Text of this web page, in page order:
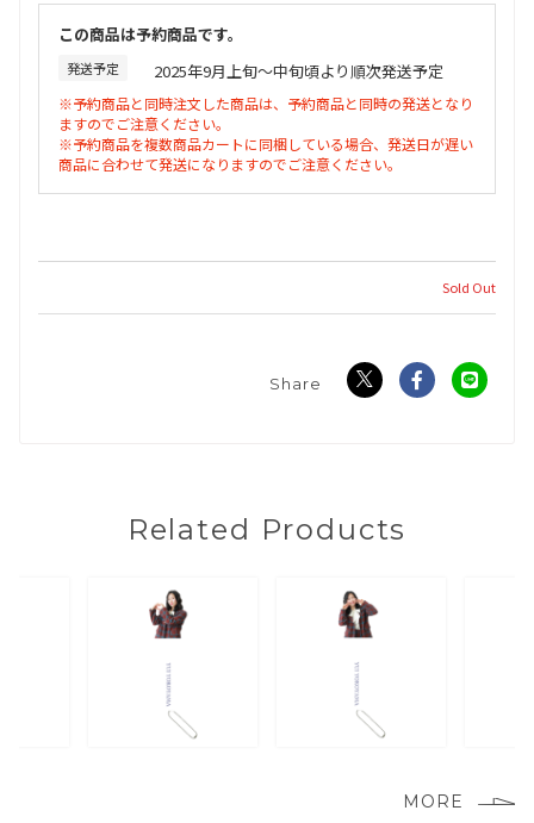
この商品は予約商品です。
発送予定 2025年9月上旬〜中旬頃より順次発送予定
※予約商品と同時注文した商品は、予約商品と同時の発送となり
ますのでご注意ください。
※予約商品を複数商品カートに同梱している場合、発送日が遅い
商品に合わせて発送になりますのでご注意ください。
Sold Out
Related Products
MORE